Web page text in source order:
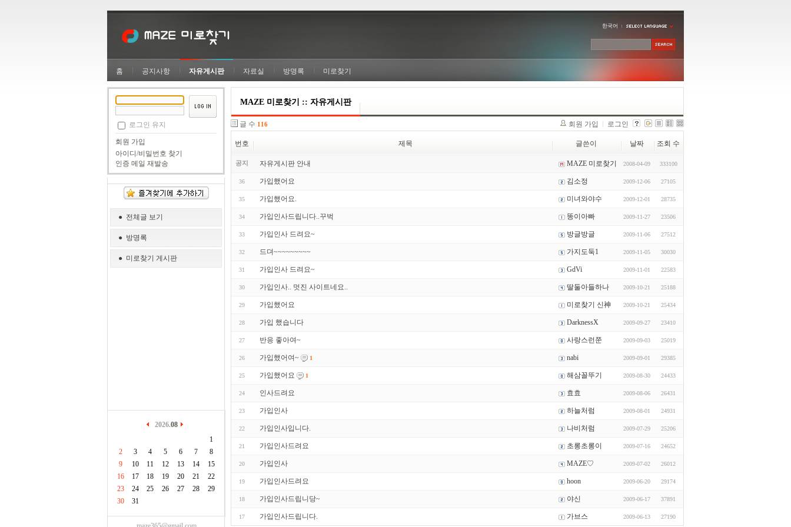
한국어
홈 공지사항 자유게시판 자료실 방명록 미로찾기
로그인 유지
회원 가입
아이디/비밀번호 찾기
인증 메일 재발송
● 전체글 보기
● 방명록
● 미로찾기 게시판
2026.08
1
2
3 4 5 6 7
8
9
10 11 12 13 14
15
16
17 18 19 20 21
22
23
24 25 26 27 28
29
30
31
MAZE 미로찾기 :: 자유게시판
글 수 116 회원 가입 로그인
번호 제목 글쓴이 날짜 조회 수
공지 자유게시판 안내 MAZE 미로찾기 2008-04-09 333100
36 가입했어요 김소정 2009-12-06 27105
35 가입했어요. 미녀와야수 2009-12-01 28735
34 가입인사드립니다..꾸벅 똥이아빠 2009-11-27 23506
33 가입인사 드려요~ 방글방글 2009-11-06 27512
32 드뎌~~~~~~~~~ 가지도둑1 2009-11-05 30030
31 가입인사 드려요~ GdVi 2009-11-01 22583
30 가입인사.. 멋진 사이트네요.. 딸둘아들하나 2009-10-21 25188
29 가입했어요 미로찾기 신神 2009-10-21 25434
28 가입 했습니다 DarknessX 2009-09-27 23410
27 반응 좋아여~ 사랑스런쭌 2009-09-03 25019
26 가입했어여~ 1 nabi 2009-09-01 29385
25 가입했어요 1 해삼꼴뚜기 2009-08-30 24433
24 인사드려요 효효 2009-08-06 26431
23 가입인사 하늘처럼 2009-08-01 24931
22 가입인사입니다. 나비처럼 2009-07-29 25206
21 가입인사드려요 초롱초롱이 2009-07-16 24652
20 가입인사 MAZE♡ 2009-07-02 26012
19 가입인사드려요 hoon 2009-06-20 29174
18 가입인사드립니당~ 야신 2009-06-17 37891
17 가입인사드립니다. 가브스 2009-06-13 27190